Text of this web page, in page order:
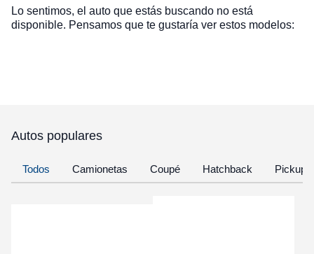
Lo sentimos, el auto que estás buscando no está
disponible. Pensamos que te gustaría ver estos modelos:
Autos populares
Todos Camionetas Coupé Hatchback Pickup